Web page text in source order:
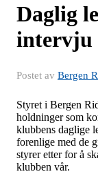
Daglig
intervju
Postet av Bergen
Styret i Bergen
holdninger som
klubbens daglige
forenlige med de
styrer etter for å
klubben vår.